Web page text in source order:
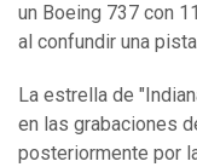
un Boeing 737 con
al confundir una
La estrella de
en las grabaciones
posteriormente por